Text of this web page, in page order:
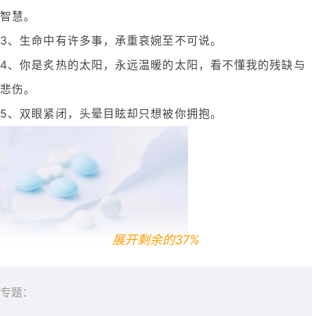
智慧。
3、生命中有许多事，承重哀婉至不可说。
4、你是炙热的太阳，永远温暖的太阳，看不懂我的残缺与
悲伤。
5、双眼紧闭，头晕目眩却只想被你拥抱。
吗?
展开剩余的37%
专题：